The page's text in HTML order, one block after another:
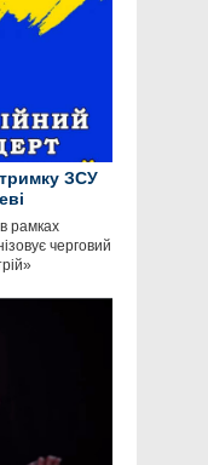
ЗСУ
в рамках
черговий